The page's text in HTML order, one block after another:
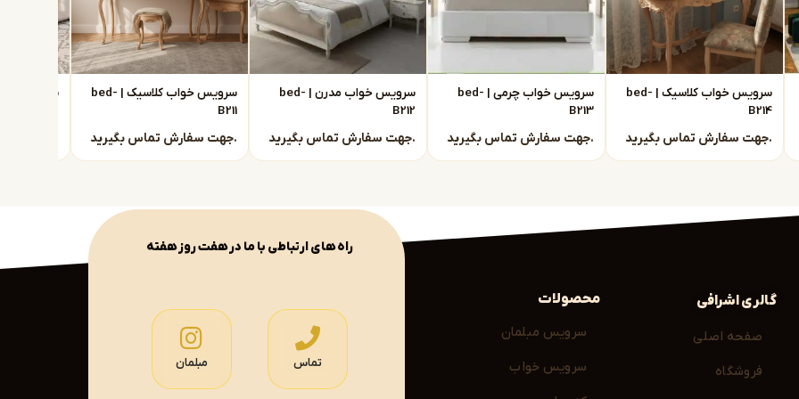
شود.
سرویس خواب کلاسیک | bed-
B214
جهت سفارش تماس بگیرید.
سرویس خواب چرمی | bed-
B213
جهت سفارش تماس بگیرید.
سرویس خواب مدرن | bed-
B212
جهت سفارش تماس بگیرید.
سرویس خواب کلاسیک | bed-
B211
جهت سفارش تماس بگیرید.
گالری اشرافی محصولات
صفحه اصلی
فروشگاه
سرویس مبلمان
سرویس خواب
راه های ارتباطی با ما در هفت روز هفته
تماس مبلمان